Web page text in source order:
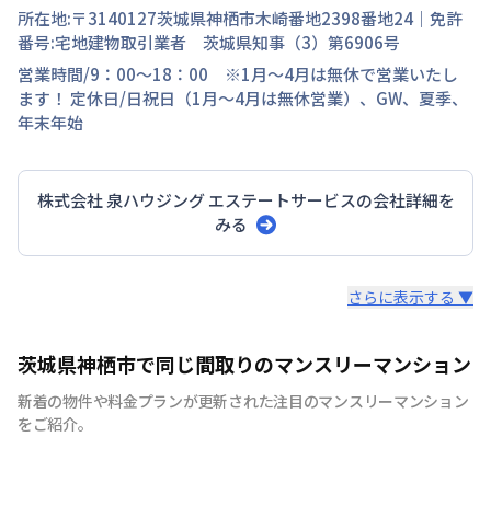
所在地:〒3140127茨城県神栖市木崎番地2398番地24｜免許
番号:宅地建物取引業者 茨城県知事（3）第6906号
営業時間/9：00～18：00 ※1月～4月は無休で営業いたし
ます！ 定休日/日祝日（1月～4月は無休営業）、GW、夏季、
年末年始
株式会社 泉ハウジング エステートサービスの会社詳細を
みる
当社のマンスリーマンションには、シンプルな「マンスリ
ー8」。家具・家電、生活用品を80品目以上を揃えた「マ
ンスリー80」の2つのプランをご用意しております。ま
た、お客様のご利用期間に合わせて、「ショート」「ミド
さらに表示する ▼
茨城県神栖市で同じ間取りのマンスリーマンション
新着の物件や料金プランが更新された注目のマンスリーマンション
をご紹介。